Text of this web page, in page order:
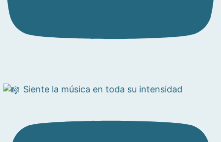
Siente la música en toda su intensidad